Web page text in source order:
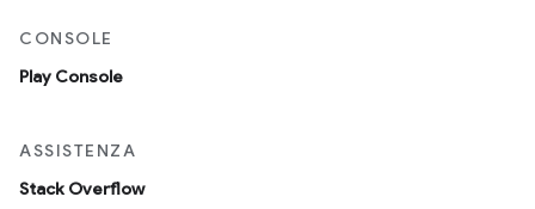
CONSOLE
Play Console
ASSISTENZA
Stack Overflow